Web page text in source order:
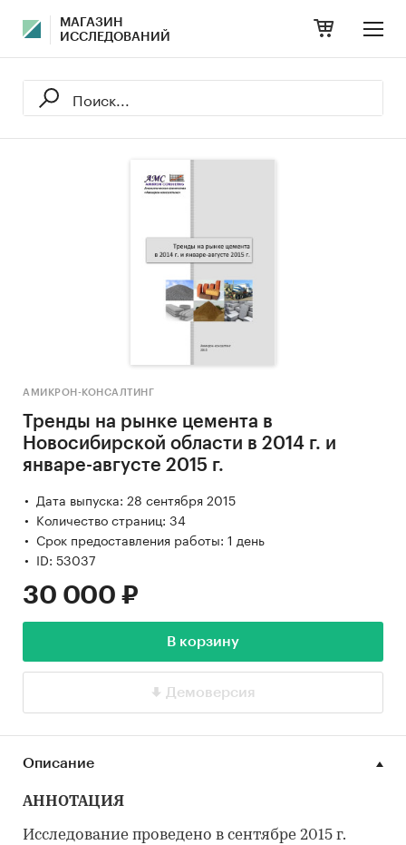
МАГАЗИН
ИССЛЕДОВАНИЙ
АМИКРОН-КОНСАЛТИНГ
Тренды на рынке цемента в
Новосибирской области в 2014 г. и
январе-августе 2015 г.
Дата выпуска: 28 сентября 2015
Количество страниц: 34
Срок предоставления работы: 1 день
ID: 53037
30 000 ₽
В корзину
Демоверсия
Описание
АННОТАЦИЯ
Исследование проведено в сентябре 2015 г.